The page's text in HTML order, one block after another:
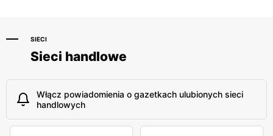
SIECI
Sieci handlowe
Włącz powiadomienia o gazetkach ulubionych sieci
handlowych